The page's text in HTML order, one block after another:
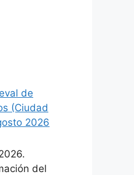
de
(Ciudad
2026
del